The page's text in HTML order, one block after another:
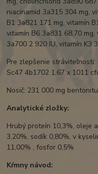
niacinamid 3a315 304 mg,
B1 3a821 171 mg, vitamín
vitamín B6 3a831 68,70
3a700 2 920 IU, vitamín K3
Pre zlepšenie stráviteľnosti:
Sc47 4b1702 1,67 x 1011
Nosič: 231 000 mg
Analytické zložky:
Hrubý proteín 10,3%, oleje
3,20%, sodík 0,80%, v
11,00% , fosfor 0,5%
Kŕmny návod: